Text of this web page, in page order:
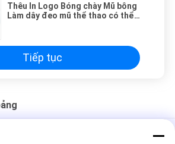
Thêu In Logo Bóng chày Mũ bông
Làm dây đeo mũ thể thao có thể
Tiếp tục
58cm không cấu trúc có khóa nhựa